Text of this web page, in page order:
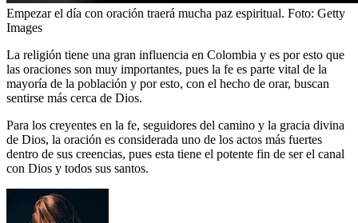
Empezar el día con oración traerá mucha paz espiritual. Foto: Getty
Images
La religión tiene una gran influencia en Colombia y es por esto que
las oraciones son muy importantes, pues la fe es parte vital de la
mayoría de la población y por esto, con el hecho de orar, buscan
sentirse más cerca de Dios.
Para los creyentes en la fe, seguidores del camino y la gracia divina
de Dios, la oración es considerada uno de los actos más fuertes
dentro de sus creencias, pues esta tiene el potente fin de ser el canal
con Dios y todos sus santos.